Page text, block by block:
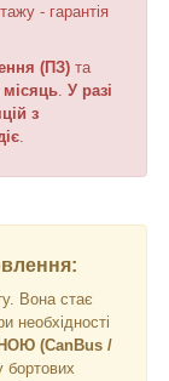
- гарантія
(ПЗ) та
місяць. У разі
з
.
Вона стає
необхідності
(CanBus /
бортових